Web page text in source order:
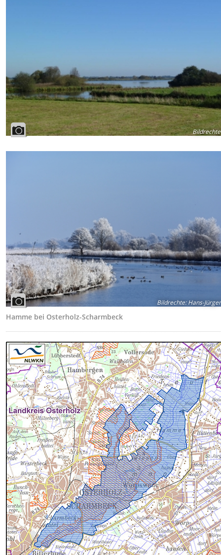
Bildrechte
Bildrechte:Hans-
Hamme bei Osterholz-Scharmbeck